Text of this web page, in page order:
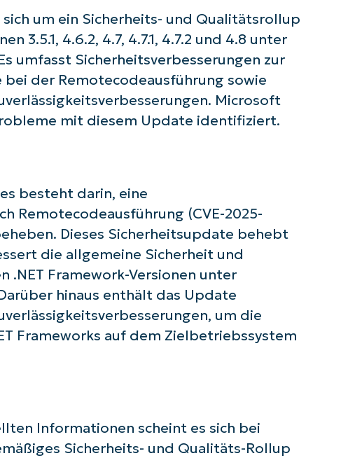
um ein Sicherheits- und Qualitätsrollup
3.5.1, 4.6.2, 4.7, 4.7.1, 4.7.2 und 4.8 unter
umfasst Sicherheitsverbesserungen zur
bei der Remotecodeausführung sowie
Microsoft
mit diesem Update identifiziert.
besteht darin, eine
Remotecodeausführung (CVE-2025-
Dieses Sicherheitsupdate behebt
die allgemeine Sicherheit und
.NET Framework-Versionen unter
hinaus enthält das Update
um die
Frameworks auf dem Zielbetriebssystem
Informationen scheint es sich bei
Sicherheits- und Qualitäts-Rollup
Sie mit NinjaOne AI-gesteuerten KB-
number*